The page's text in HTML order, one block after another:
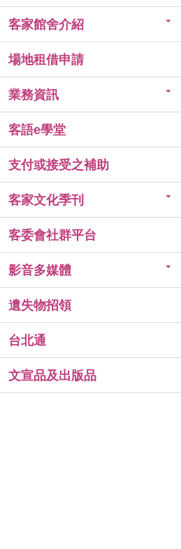
客家館舍介紹
場地租借申請
業務資訊
客語e學堂
支付或接受之補助
客家文化季刊
客委會社群平台
影音多媒體
遺失物招領
台北通
文宣品及出版品